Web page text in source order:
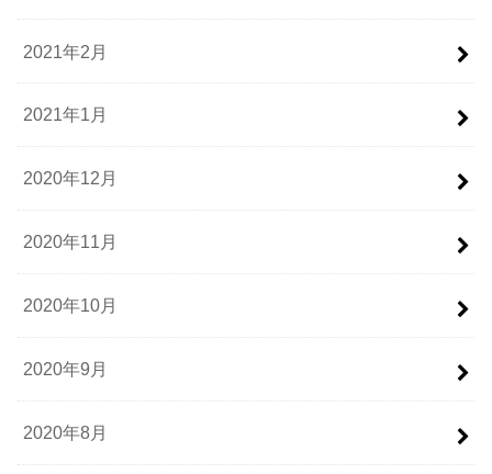
2021年2月
2021年1月
2020年12月
2020年11月
2020年10月
2020年9月
2020年8月